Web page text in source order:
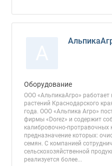
Оборудование
ООО «АльпикаАгро»
растений Краснодарского
года. ООО «Альпика Агро»
фирмы «Dorez» и содержит
калибровочно-протравочных
предназначение которых:
семян. С компанией
сельскохозяйственной
реализуется более...